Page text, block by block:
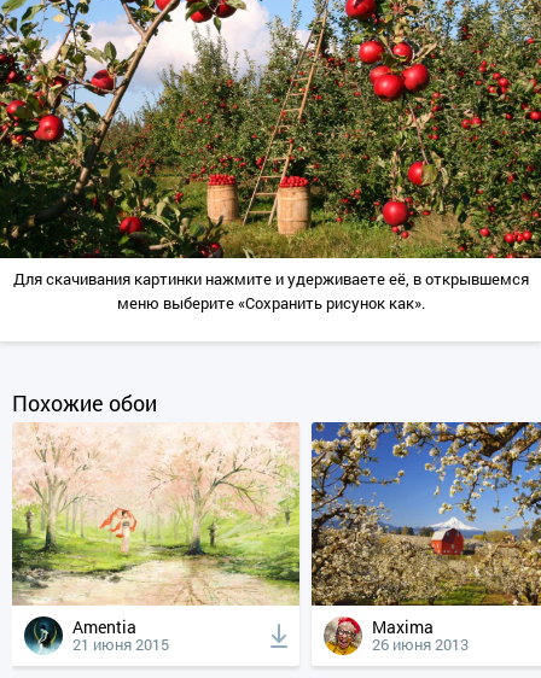
Для скачивания картинки нажмите и удерживаете её, в открывшемся
меню выберите «Сохранить рисунок как».
Похожие обои
Amentia
21 июня 2015
Maxima
26 июня 2013